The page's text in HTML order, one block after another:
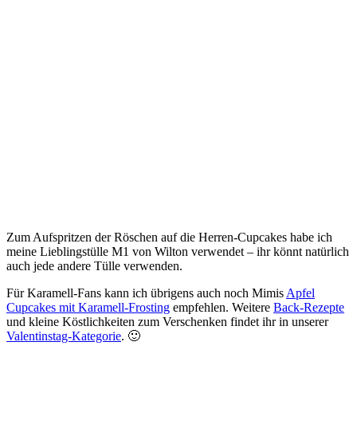
Zum Aufspritzen der Röschen auf die Herren-Cupcakes habe ich
meine Lieblingstülle M1 von Wilton verwendet – ihr könnt natürlich
auch jede andere Tülle verwenden.
Für Karamell-Fans kann ich übrigens auch noch Mimis Apfel
Cupcakes mit Karamell-Frosting empfehlen. Weitere Back-Rezepte
und kleine Köstlichkeiten zum Verschenken findet ihr in unserer
Valentinstag-Kategorie. 🙂